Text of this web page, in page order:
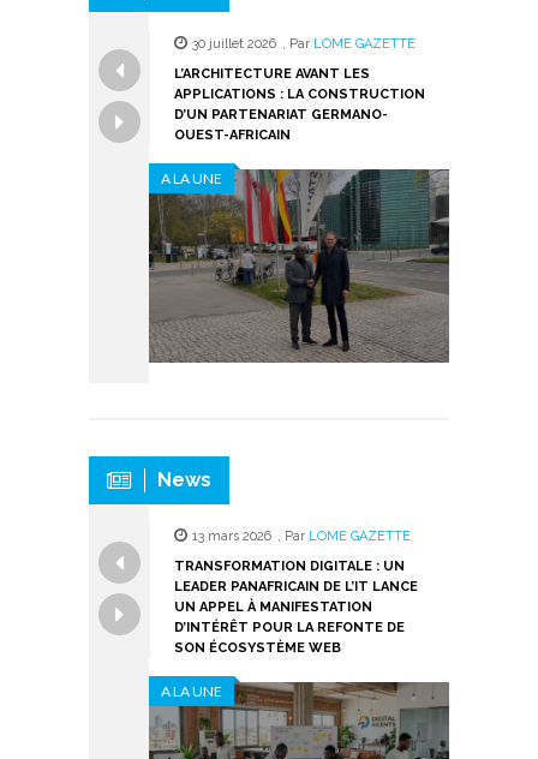
30 juillet 2026 , Par LOME GAZETTE
L’ARCHITECTURE AVANT LES
APPLICATIONS : LA CONSTRUCTION
D’UN PARTENARIAT GERMANO-
OUEST-AFRICAIN
A LA UNE
News
CONSTRUCTION
13 mars 2026 Par LOME GAZETTE
TRANSFORMATION DIGITALE : UN
LEADER PANAFRICAIN DE L’IT LANCE
UN APPEL À MANIFESTATION
D’INTÉRÊT POUR LA REFONTE DE
SON ÉCOSYSTÈME WEB
A LA UNE